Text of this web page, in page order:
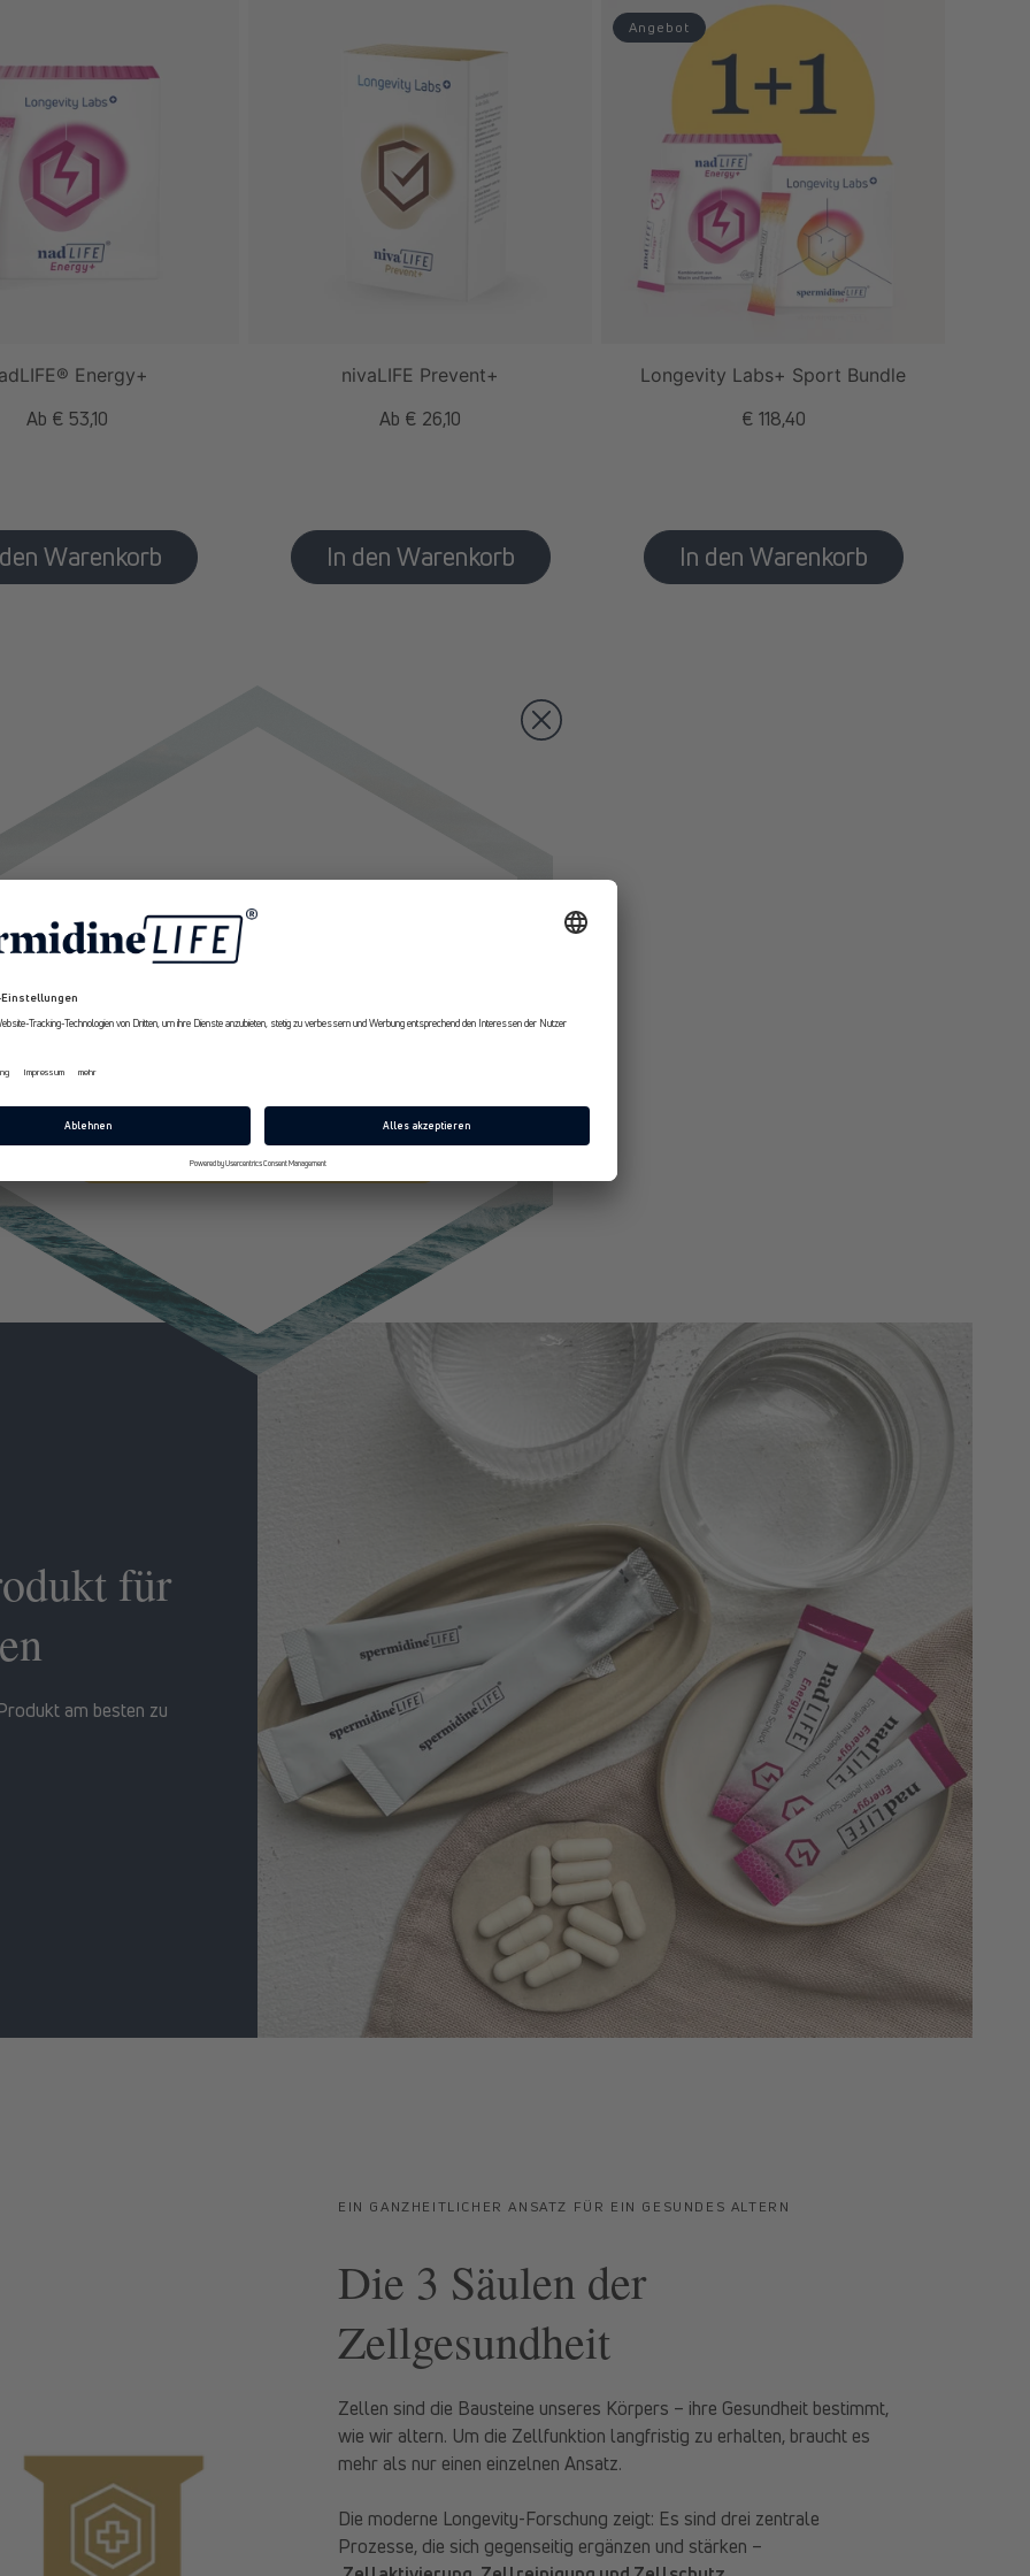
Energy+
Normaler
Ab € 53,10
nivaLIFE Prevent+
Normaler
Ab € 26,10
Angebot
Longevity Labs+ Sport Bundle
Normaler
€ 118,40
für
am besten zu
EIN GANZHEITLICHER ANSATZ FÜR EIN GESUNDES ALTERN
Die 3 Säulen der
Zellgesundheit
Zellen sind die Bausteine unseres Körpers – ihre Gesundheit bestimmt,
wie wir altern. Um die Zellfunktion langfristig zu erhalten, braucht es
mehr als nur einen einzelnen Ansatz.
Die moderne Longevity-Forschung zeigt: Es sind drei zentrale
Prozesse, die sich gegenseitig ergänzen und stärken –
10% Rabatt
Erhalte ab sofort
Jetzt 10% Rabatt sichern